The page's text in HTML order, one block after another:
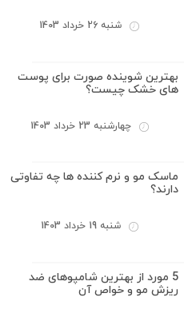
شنبه 26 خرداد 1403
بهترین شوینده صورت برای پوست
های خشک چیست؟
چهارشنبه 23 خرداد 1403
ماسک مو و نرم کننده ها چه تفاوتی
دارند؟
شنبه 19 خرداد 1403
5 مورد از بهترین شامپوهای ضد
ریزش مو و خواص آن